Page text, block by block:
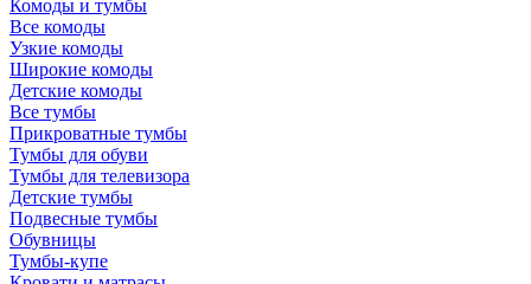
Комоды и тумбы
Все комоды
Узкие комоды
Широкие комоды
Детские комоды
Все тумбы
Прикроватные тумбы
Тумбы для обуви
Тумбы для телевизора
Детские тумбы
Подвесные тумбы
Обувницы
Тумбы-купе